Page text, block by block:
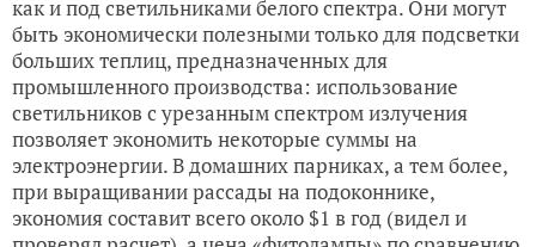
как и под светильниками белого спектра. Они могут
быть экономически полезными только для подсветки
больших теплиц, предназначенных для
промышленного производства: использование
светильников с урезанным спектром излучения
позволяет экономить некоторые суммы на
электроэнергии. В домашних парниках, а тем более,
при выращивании рассады на подоконнике,
экономия составит всего около $1 в год (видел и